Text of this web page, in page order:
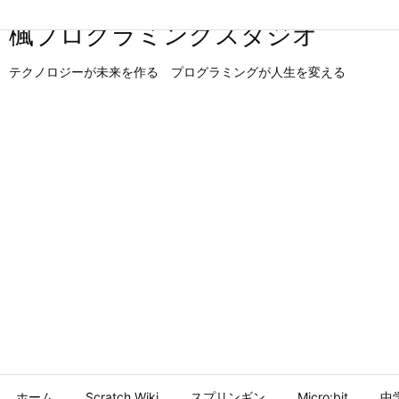
楓プログラミングスタジオ
テクノロジーが未来を作る プログラミングが人生を変える